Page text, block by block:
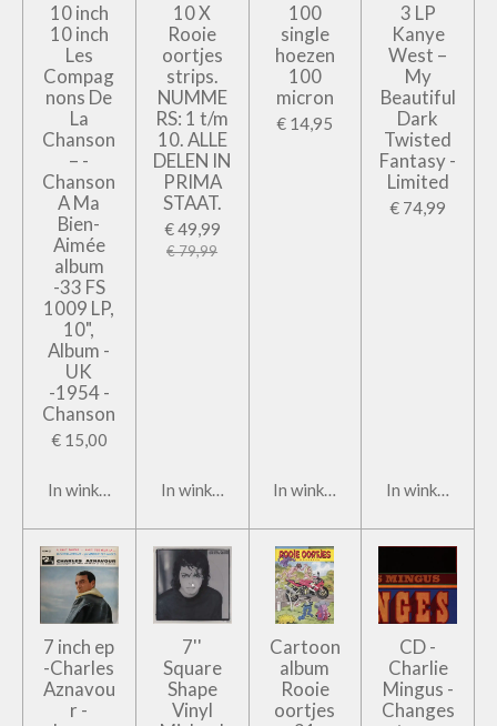
10 inch
10 inch
Les
Compag
nons De
La
Chanson
– -
Chanson
A Ma
Bien-
Aimée
album
-33 FS
1009 LP,
10",
Album -
UK
-1954 -
Chanson
€ 15,00
In winkelwagen
10 X
Rooie
oortjes
strips.
NUMME
RS: 1 t/m
10. ALLE
DELEN IN
PRIMA
STAAT.
€ 49,99
€ 79,99
In winkelwagen
100
single
hoezen
100
micron
€ 14,95
In winkelwagen
3 LP
Kanye
West –
My
Beautiful
Dark
Twisted
Fantasy -
Limited
€ 74,99
In
7 inch ep
-Charles
Aznavou
r -
7''
Square
Shape
Vinyl
Cartoon
album
Rooie
oortjes
CD -
Charlie
Mingus -
Changes